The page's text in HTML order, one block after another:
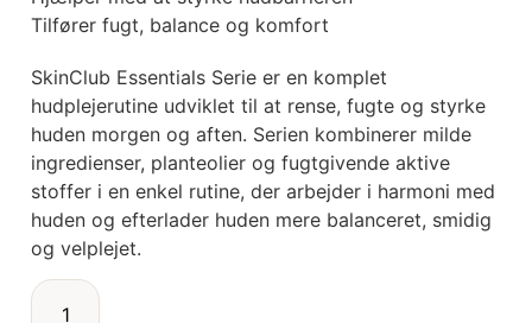
Tilfører fugt, balance og komfort
SkinClub Essentials Serie er en komplet
hudplejerutine udviklet til at rense, fugte og styrke
huden morgen og aften. Serien kombinerer milde
ingredienser, planteolier og fugtgivende aktive
stoffer i en enkel rutine, der arbejder i harmoni med
huden og efterlader huden mere balanceret, smidig
og velplejet.